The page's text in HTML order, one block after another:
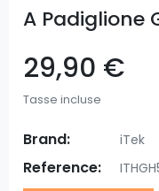
A Padiglione
29,90 €
Tasse incluse
Brand: iTek
Reference: